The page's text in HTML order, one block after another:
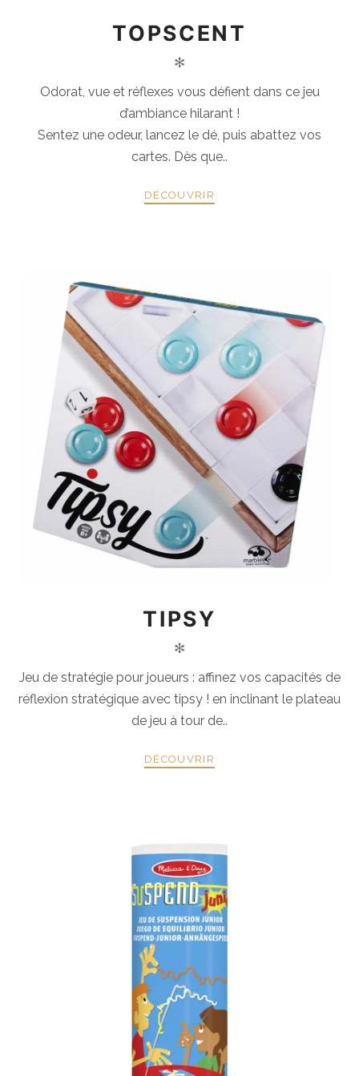
TOPSCENT
✻
Odorat, vue et réflexes vous défient dans ce jeu
d’ambiance hilarant !
Sentez une odeur, lancez le dé, puis abattez vos
cartes. Dès que..
DÉCOUVRIR
TIPSY
✻
Jeu de stratégie pour joueurs : affinez vos capacités de
réflexion stratégique avec tipsy ! en inclinant le plateau
de jeu à tour de..
DÉCOUVRIR